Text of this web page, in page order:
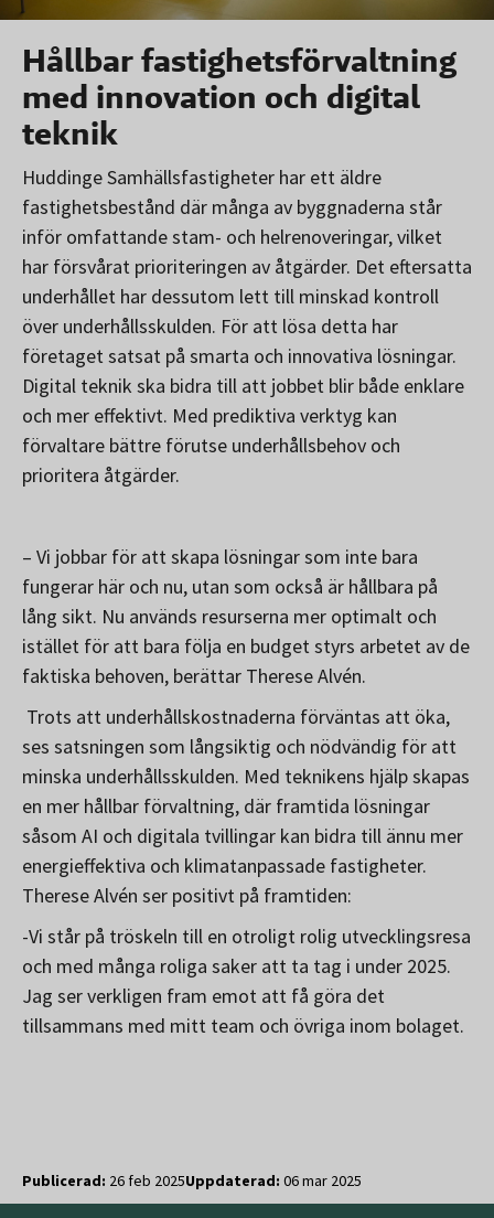
Hållbar fastighetsförvaltning
med innovation och digital
teknik
Huddinge Samhällsfastigheter har ett äldre
fastighetsbestånd där många av byggnaderna står
inför omfattande stam- och helrenoveringar, vilket
har försvårat prioriteringen av åtgärder. Det eftersatta
underhållet har dessutom lett till minskad kontroll
över underhållsskulden. För att lösa detta har
företaget satsat på smarta och innovativa lösningar.
Digital teknik ska bidra till att jobbet blir både enklare
och mer effektivt. Med prediktiva verktyg kan
förvaltare bättre förutse underhållsbehov och
prioritera åtgärder.
– Vi jobbar för att skapa lösningar som inte bara
fungerar här och nu, utan som också är hållbara på
lång sikt. Nu används resurserna mer optimalt och
istället för att bara följa en budget styrs arbetet av de
faktiska behoven, berättar Therese Alvén.
Trots att underhållskostnaderna förväntas att öka,
ses satsningen som långsiktig och nödvändig för att
minska underhållsskulden. Med teknikens hjälp skapas
en mer hållbar förvaltning, där framtida lösningar
såsom AI och digitala tvillingar kan bidra till ännu mer
energieffektiva och klimatanpassade fastigheter.
Therese Alvén ser positivt på framtiden:
-Vi står på tröskeln till en otroligt rolig utvecklingsresa
och med många roliga saker att ta tag i under 2025.
Jag ser verkligen fram emot att få göra det
tillsammans med mitt team och övriga inom bolaget.
Publicerad: 26 feb 2025Uppdaterad: 06 mar 2025